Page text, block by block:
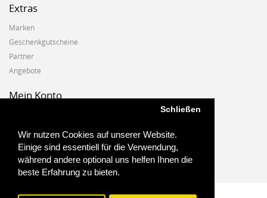
Wir nutzen Cookies auf unserer Website.
Einige sind essentiell für die Verwendung,
während andere optional uns helfen Ihnen die
beste Erfahrung zu bieten.
Schließen
Extras
Marken
Geschenkgutscheine
Partner
Angebote
Mein Konto
Auftragshistorie
Wunschzettel
Newsletter